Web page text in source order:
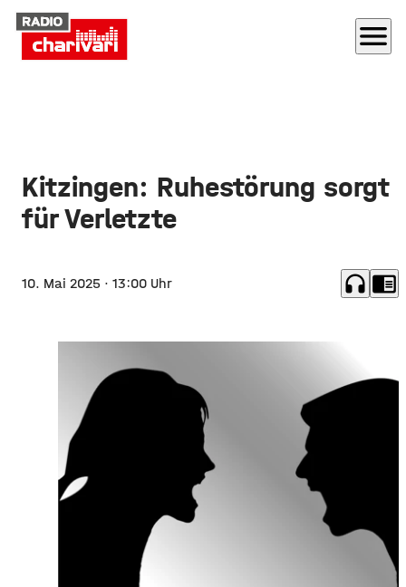
menu
Kitzingen: Ruhestörung sorgt
für Verletzte
10. Mai 2025 · 13:00 Uhr headphones chrome_reader_mode